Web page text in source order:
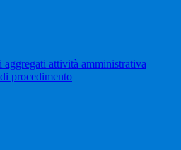
aggregati attività amministrativa
procedimento